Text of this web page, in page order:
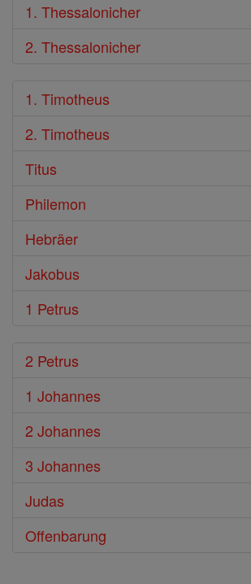
1. Thessalonicher
2. Thessalonicher
1. Timotheus
2. Timotheus
Titus
Philemon
Hebräer
Jakobus
1 Petrus
2 Petrus
1 Johannes
2 Johannes
3 Johannes
Judas
Offenbarung